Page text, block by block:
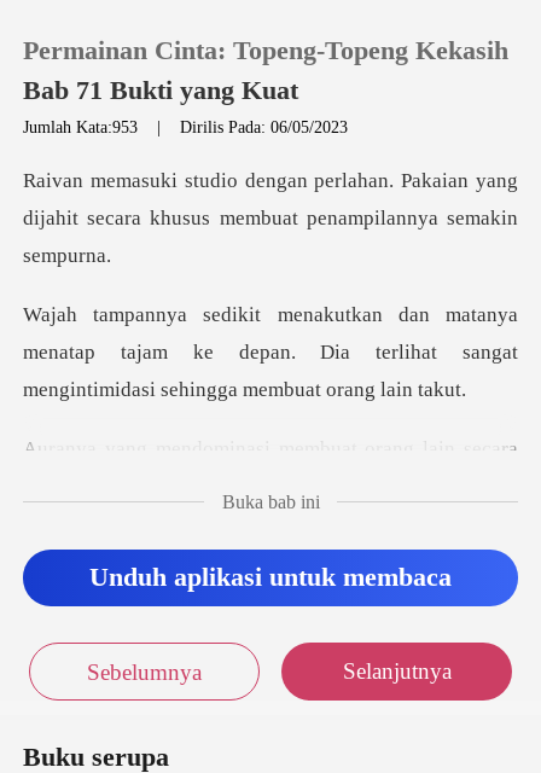
0
Riwayat Membaca
Keluar
Permainan Cinta: Topeng-Topeng Kekasih
Bab 71 Bukti yang Kuat
Jumlah Kata:953 |Dirilis Pada: 06/05/2023
. Pakaian yang
dijahit secara khusus m
menatap tajam ke depan. Dia terlihat sangat
men
membuat orang lain secara
san
Buka bab ini
Unduh aplikasi untuk membaca
Sebelumnya Selanjutnya
Buku serupa